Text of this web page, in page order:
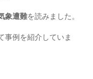
象遭難を読みました。
事例を紹介していま